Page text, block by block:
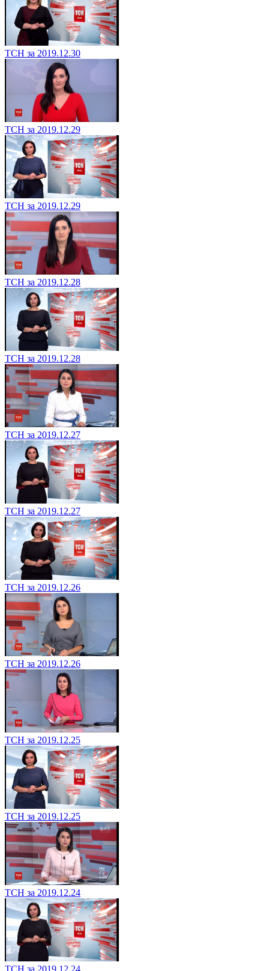
ТСН за 2019.12.30
ТСН за 2019.12.29
ТСН за 2019.12.29
ТСН за 2019.12.28
ТСН за 2019.12.28
ТСН за 2019.12.27
ТСН за 2019.12.27
ТСН за 2019.12.26
ТСН за 2019.12.26
ТСН за 2019.12.25
ТСН за 2019.12.25
ТСН за 2019.12.24
ТСН за 2019.12.24